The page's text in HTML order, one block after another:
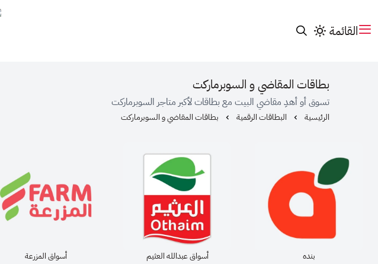
القائمة
بطاقات المقاضي و السوبرماركت
تسوق أو أهدِ مقاضي البيت مع بطاقات لأكبر متاجر السوبرماركت
الرئيسية البطاقات الرقمية بطاقات المقاضي و السوبرماركت
بنده أسواق عبدالله العثيم أسواق المزرعة